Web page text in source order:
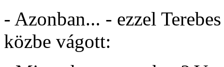
- Azonban... - ezzel
közbe vágott: